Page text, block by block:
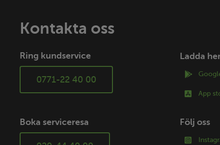
Kontakta oss
Ring kundservice
0771-22 40 00
Boka serviceresa
Ladda
App
Följ oss